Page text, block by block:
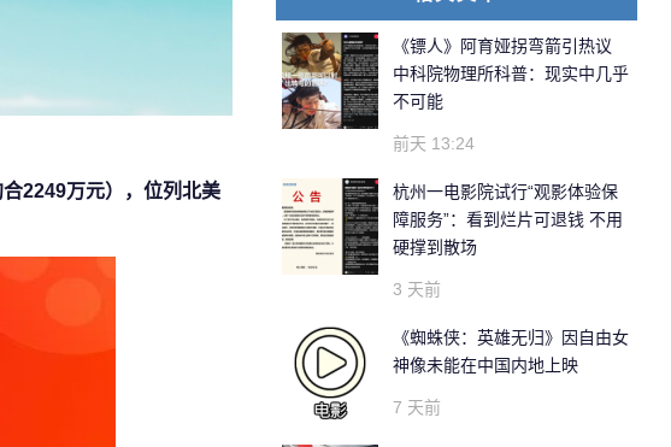
2249万元），位列北美
《镖人》阿育娅拐弯箭引热议
中科院物理所科普：现实中几乎
不可能
前天 13:24
杭州一电影院试行“观影体验保
障服务”：看到烂片可退钱 不用
硬撑到散场
3 天前
《蜘蛛侠：英雄无归》因自由女
神像未能在中国内地上映
7 天前